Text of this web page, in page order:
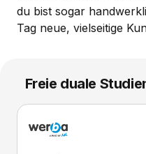
du bist sogar
Tag neue, vielseitige
Freie duale